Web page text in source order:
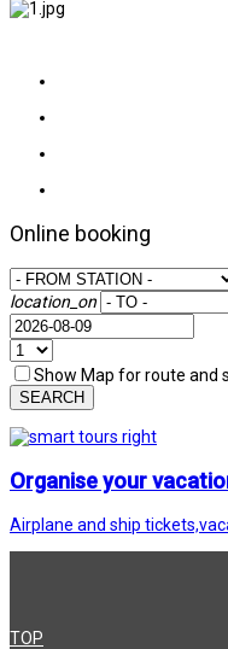
Online booking
location_on
Show Map for route and
SEARCH
Organise your
Airplane and ship
TOP